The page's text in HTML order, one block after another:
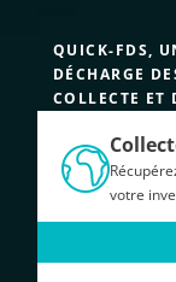
QUICK-FDS,
DÉCHARGE
COLLECTE ET
votre